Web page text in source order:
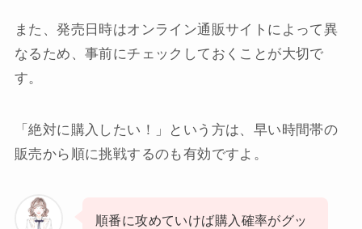
また、発売日時はオンライン通販サイトによって異
なるため、事前にチェックしておくことが大切で
す。
「絶対に購入したい！」という方は、早い時間帯の
販売から順に挑戦するのも有効ですよ。
順番に攻めていけば購入確率がグッ